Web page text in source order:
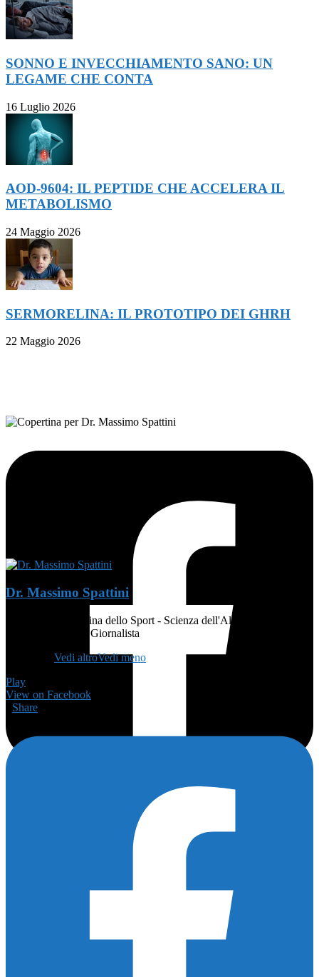
SONNO E INVECCHIAMENTO SANO: UN
LEGAME CHE CONTA
16 Luglio 2026
AOD-9604: IL PEPTIDE CHE ACCELERA IL
METABOLISMO
24 Maggio 2026
SERMORELINA: IL PROTOTIPO DEI GHRH
22 Maggio 2026
Dr. Massimo Spattini
MEDICO - Medicina dello Sport - Scienza dell'Alimentazione e
Dietetica - Atleta - Giornalista
Vedi altroVedi meno
Play
View on Facebook
Share